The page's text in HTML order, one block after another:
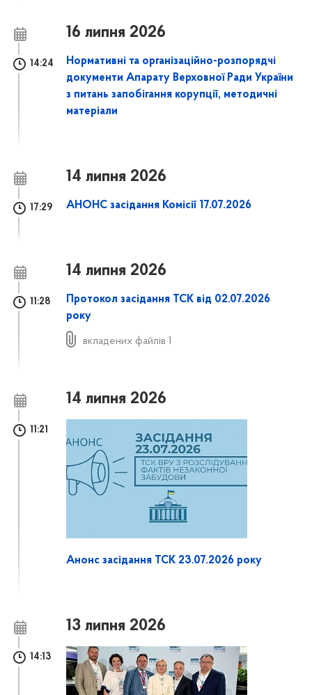
16 липня 2026
14:24
Нормативні та організаційно-розпорядчі
документи Апарату Верховної Ради України
з питань запобігання корупції, методичні
матеріали
14 липня 2026
17:29 АНОНС засідання Комісії 17.07.2026
14 липня 2026
11:28
Протокол засідання ТСК від 02.07.2026
року
вкладених файлів 1
14 липня 2026
11:21
Анонс засідання ТСК 23.07.2026 року
13 липня 2026
14:13